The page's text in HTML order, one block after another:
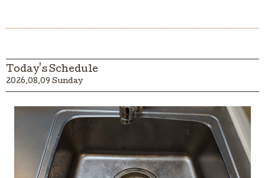
Today's Schedule
2026.08.09 Sunday